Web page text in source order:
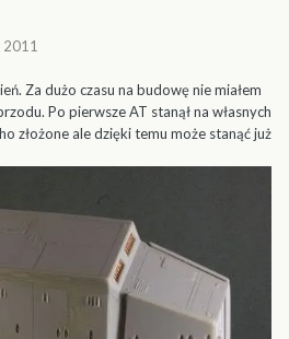
2011
Za dużo czasu na budowę nie miałem
Po pierwsze AT stanął na własnych
złożone ale dzięki temu może stanąć już